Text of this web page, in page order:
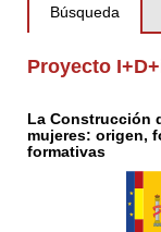
Búsqueda
Proyecto
La Construcción
mujeres: origen,
formativas